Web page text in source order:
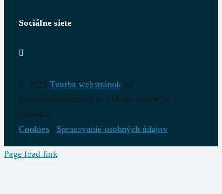
Sociálne siete
© 2025 Tvorba webstránok od
modernewebstranky.sk | Made with ♥ in
Slovakia
Cookies | Spracovanie osobných údajov
Page load link